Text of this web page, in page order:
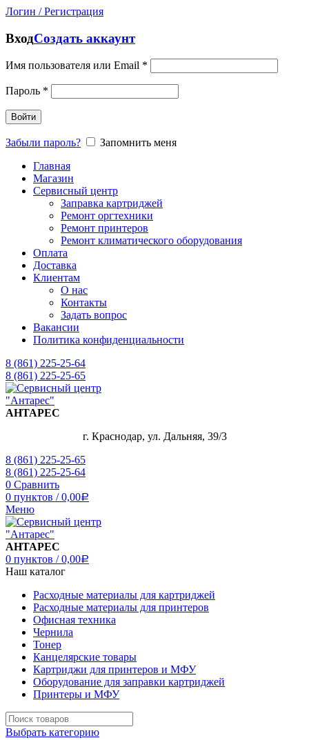
Логин / Регистрация
ВходСоздать аккаунт
Имя пользователя или Email *
Пароль *
Войти
Забыли пароль?
Запомнить меня
Главная
Магазин
Сервисный центр
Заправка картриджей
Ремонт оргтехники
Ремонт принтеров
Ремонт климатического оборудования
Оплата
Доставка
Клиентам
О нас
Контакты
Задать вопрос
Вакансии
Политика конфиденциальности
8 (861) 225-25-64
8 (861) 225-25-65
АНТАРЕС
г. Краснодар, ул. Дальняя, 39/3
8 (861) 225-25-65
8 (861) 225-25-64
0 Сравнить
0 пунктов / 0,00Р
Меню
АНТАРЕС
0 пунктов / 0,00Р
Наш каталог
Расходные материалы для картриджей
Расходные материалы для принтеров
Офисная техника
Чернила
Тонер
Канцелярские товары
Картриджи для принтеров и МФУ
Оборудование для заправки картриджей
Принтеры и МФУ
Выбрать категорию